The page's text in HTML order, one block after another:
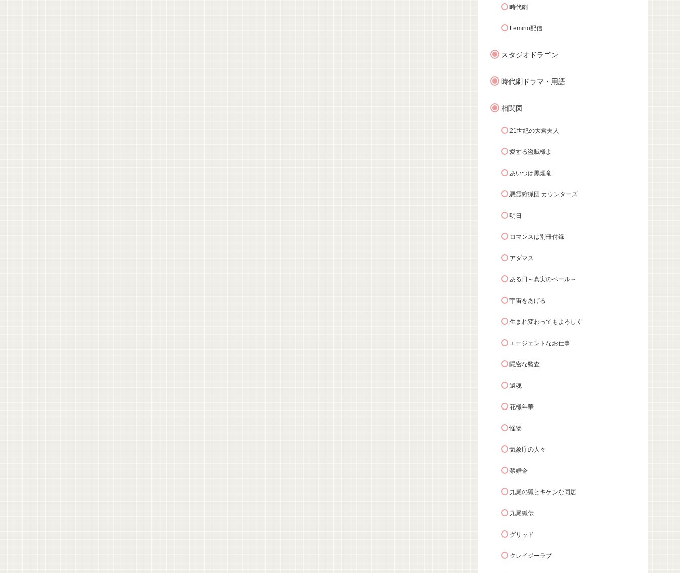
時代劇
Lemino配信
スタジオドラゴン
時代劇ドラマ・用語
相関図
21世紀の大君夫人
愛する盗賊様よ
あいつは黒煙竜
悪霊狩猟団 カウンターズ
明日
ロマンスは別冊付録
アダマス
ある日～真実のベール～
宇宙をあげる
生まれ変わってもよろしく
エージェントなお仕事
隠密な監査
還魂
花様年華
怪物
気象庁の人々
禁婚令
九尾の狐とキケンな同居
九尾狐伝
グリッド
クレイジーラブ